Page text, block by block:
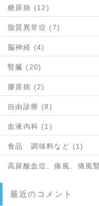
糖尿病 (12)
脂質異常症 (7)
脳神経 (4)
腎臓 (20)
膠原病 (2)
自由診療 (8)
血液内科 (1)
食品 調味料など (1)
高尿酸血症、痛風、痛風
最近のコメント